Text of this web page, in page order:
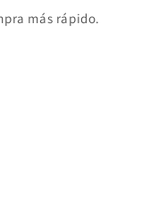
más rápido.